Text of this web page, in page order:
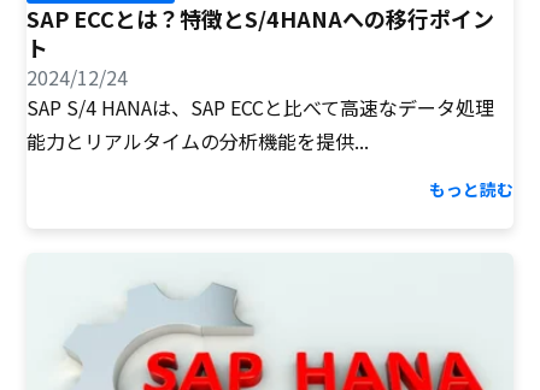
SAP ECCとは？特徴とS/4HANAへの移行ポイン
ト
2024/12/24
SAP S/4 HANAは、SAP ECCと比べて高速なデータ処理
能力とリアルタイムの分析機能を提供...
もっと読む